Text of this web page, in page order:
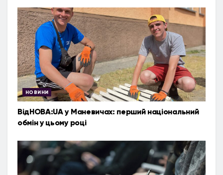
НОВИНИ
ВідНОВА:UA у Маневичах: перший національний
обмін у цьому році